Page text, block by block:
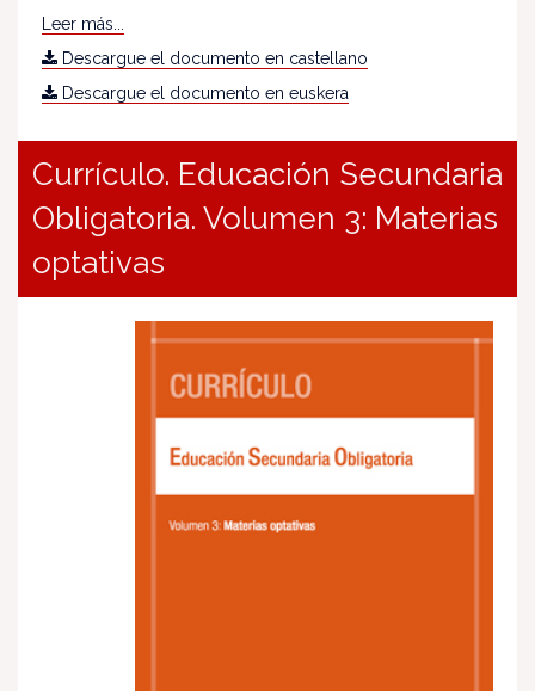
Leer más...
Descargue el documento en castellano
Descargue el documento en euskera
Currículo. Educación Secundaria
Obligatoria. Volumen 3: Materias
optativas